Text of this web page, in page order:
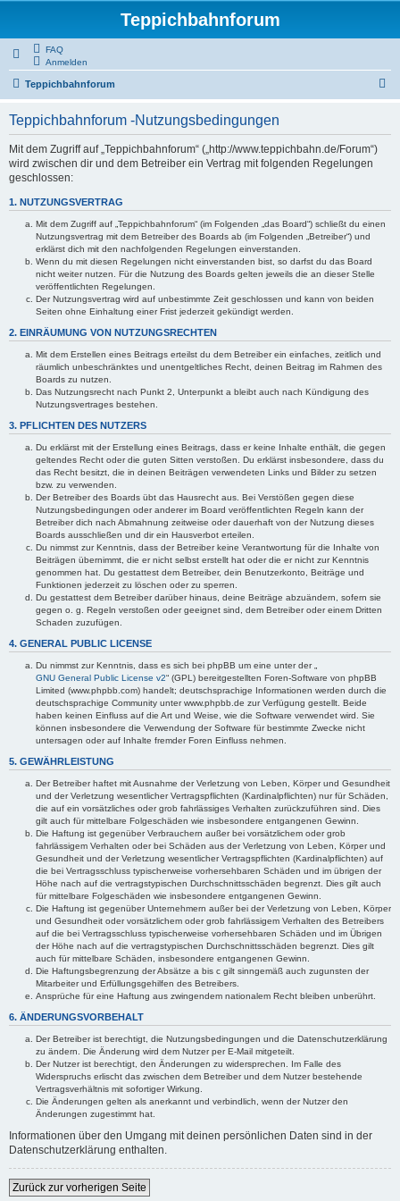
Teppichbahnforum
FAQ
Anmelden
Teppichbahnforum
Teppichbahnforum -Nutzungsbedingungen
Mit dem Zugriff auf „Teppichbahnforum“ („http://www.teppichbahn.de/Forum“)
wird zwischen dir und dem Betreiber ein Vertrag mit folgenden Regelungen
geschlossen:
1. NUTZUNGSVERTRAG
Mit dem Zugriff auf „Teppichbahnforum“ (im Folgenden „das Board“) schließt du einen
Nutzungsvertrag mit dem Betreiber des Boards ab (im Folgenden „Betreiber“) und
erklärst dich mit den nachfolgenden Regelungen einverstanden.
Wenn du mit diesen Regelungen nicht einverstanden bist, so darfst du das Board
nicht weiter nutzen. Für die Nutzung des Boards gelten jeweils die an dieser Stelle
veröffentlichten Regelungen.
Der Nutzungsvertrag wird auf unbestimmte Zeit geschlossen und kann von beiden
Seiten ohne Einhaltung einer Frist jederzeit gekündigt werden.
2. EINRÄUMUNG VON NUTZUNGSRECHTEN
Mit dem Erstellen eines Beitrags erteilst du dem Betreiber ein einfaches, zeitlich und
räumlich unbeschränktes und unentgeltliches Recht, deinen Beitrag im Rahmen des
Boards zu nutzen.
Das Nutzungsrecht nach Punkt 2, Unterpunkt a bleibt auch nach Kündigung des
Nutzungsvertrages bestehen.
3. PFLICHTEN DES NUTZERS
Du erklärst mit der Erstellung eines Beitrags, dass er keine Inhalte enthält, die gegen
geltendes Recht oder die guten Sitten verstoßen. Du erklärst insbesondere, dass du
das Recht besitzt, die in deinen Beiträgen verwendeten Links und Bilder zu setzen
bzw. zu verwenden.
Der Betreiber des Boards übt das Hausrecht aus. Bei Verstößen gegen diese
Nutzungsbedingungen oder anderer im Board veröffentlichten Regeln kann der
Betreiber dich nach Abmahnung zeitweise oder dauerhaft von der Nutzung dieses
Boards ausschließen und dir ein Hausverbot erteilen.
Du nimmst zur Kenntnis, dass der Betreiber keine Verantwortung für die Inhalte von
Beiträgen übernimmt, die er nicht selbst erstellt hat oder die er nicht zur Kenntnis
genommen hat. Du gestattest dem Betreiber, dein Benutzerkonto, Beiträge und
Funktionen jederzeit zu löschen oder zu sperren.
Du gestattest dem Betreiber darüber hinaus, deine Beiträge abzuändern, sofern sie
gegen o. g. Regeln verstoßen oder geeignet sind, dem Betreiber oder einem Dritten
Schaden zuzufügen.
4. GENERAL PUBLIC LICENSE
Du nimmst zur Kenntnis, dass es sich bei phpBB um eine unter der „
GNU General Public License v2“ (GPL) bereitgestellten Foren-Software von phpBB
Limited (www.phpbb.com) handelt; deutschsprachige Informationen werden durch die
deutschsprachige Community unter www.phpbb.de zur Verfügung gestellt. Beide
haben keinen Einfluss auf die Art und Weise, wie die Software verwendet wird. Sie
können insbesondere die Verwendung der Software für bestimmte Zwecke nicht
untersagen oder auf Inhalte fremder Foren Einfluss nehmen.
5. GEWÄHRLEISTUNG
Der Betreiber haftet mit Ausnahme der Verletzung von Leben, Körper und Gesundheit
und der Verletzung wesentlicher Vertragspflichten (Kardinalpflichten) nur für Schäden,
die auf ein vorsätzliches oder grob fahrlässiges Verhalten zurückzuführen sind. Dies
gilt auch für mittelbare Folgeschäden wie insbesondere entgangenen Gewinn.
Die Haftung ist gegenüber Verbrauchern außer bei vorsätzlichem oder grob
fahrlässigem Verhalten oder bei Schäden aus der Verletzung von Leben, Körper und
Gesundheit und der Verletzung wesentlicher Vertragspflichten (Kardinalpflichten) auf
die bei Vertragsschluss typischerweise vorhersehbaren Schäden und im übrigen der
Höhe nach auf die vertragstypischen Durchschnittsschäden begrenzt. Dies gilt auch
für mittelbare Folgeschäden wie insbesondere entgangenen Gewinn.
Die Haftung ist gegenüber Unternehmern außer bei der Verletzung von Leben, Körper
und Gesundheit oder vorsätzlichem oder grob fahrlässigem Verhalten des Betreibers
auf die bei Vertragsschluss typischerweise vorhersehbaren Schäden und im Übrigen
der Höhe nach auf die vertragstypischen Durchschnittsschäden begrenzt. Dies gilt
auch für mittelbare Schäden, insbesondere entgangenen Gewinn.
Die Haftungsbegrenzung der Absätze a bis c gilt sinngemäß auch zugunsten der
Mitarbeiter und Erfüllungsgehilfen des Betreibers.
Ansprüche für eine Haftung aus zwingendem nationalem Recht bleiben unberührt.
6. ÄNDERUNGSVORBEHALT
Der Betreiber ist berechtigt, die Nutzungsbedingungen und die Datenschutzerklärung
zu ändern. Die Änderung wird dem Nutzer per E-Mail mitgeteilt.
Der Nutzer ist berechtigt, den Änderungen zu widersprechen. Im Falle des
Widerspruchs erlischt das zwischen dem Betreiber und dem Nutzer bestehende
Vertragsverhältnis mit sofortiger Wirkung.
Die Änderungen gelten als anerkannt und verbindlich, wenn der Nutzer den
Änderungen zugestimmt hat.
Informationen über den Umgang mit deinen persönlichen Daten sind in der
Datenschutzerklärung enthalten.
Zurück zur vorherigen Seite